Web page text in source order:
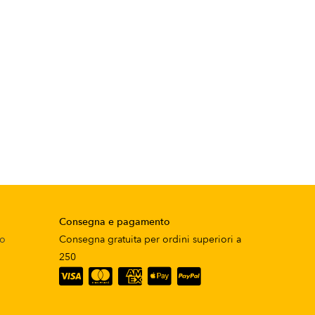
Consegna e pagamento
Consegna gratuita per ordini superiori a
250